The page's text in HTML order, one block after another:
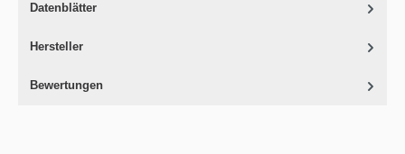
Datenblätter
Hersteller
Bewertungen